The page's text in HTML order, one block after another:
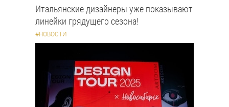
Итальянские дизайнеры уже показывают
линейки грядущего сезона!
#НОВОСТИ